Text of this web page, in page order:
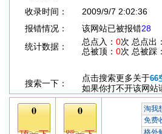
收录时间：
2009/9/7 2:02:36
报错情况：
该网站已被报错28
统计数据：
总点入： 0次 总点出：
总被顶： 0次 总被踩：
搜索一下：
点击搜索更多关于66
如果你打不开该网站